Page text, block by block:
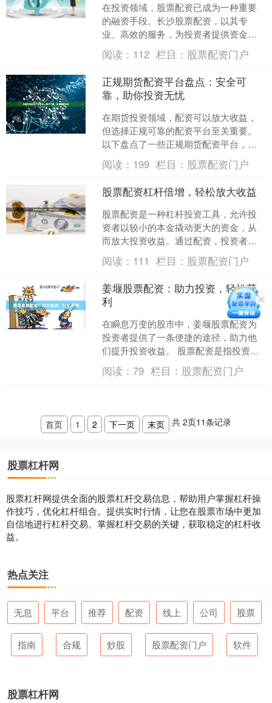
在投资领域，股票配资已成为一种重要
的融资手段。长沙股票配资，以其专
业、高效的服务，为投资者提供资金杠
杆，助力其投资梦想。 **资金杠杆，放
大收益** 股票配资的....
阅读： 112 栏目： 股票配资门户
正规期货配资平台盘点：安全可
靠，助你投资无忧
在期货投资领域，配资可以放大收益，
但选择正规可靠的配资平台至关重要。
以下盘点了一些正规期货配资平台，助
你投资无忧： **1. 恒信期货** 恒信期货
是国内领先的....
阅读： 199 栏目： 股票配资门户
股票配资杠杆倍增，轻松放大收益
股票配资是一种杠杆投资工具，允许投
资者以较小的本金撬动更大的资金，从
而放大投资收益。通过配资，投资者可
以获得更高的投资回报，但同时也要承
担更大的风险。 **配资....
阅读： 111 栏目： 股票配资门户
姜堰股票配资：助力投资，轻松获
利
在瞬息万变的股市中，姜堰股票配资为
投资者提供了一条便捷的途径，助力他
们提升投资收益。 股票配资是指投资者
通过向配资公司借入资金，放大自己的
投资本金。姜堰股票配资....
阅读：79 栏目： 股票配资门户
首页 1 2 下一页 末页 共 2页11条记录
股票杠杆网
股票杠杆网提供全面的股票杠杆交易信息，帮助用户掌握杠杆操
作技巧，优化杠杆组合。提供实时行情，让您在股票市场中更加
自信地进行杠杆交易。掌握杠杆交易的关键，获取稳定的杠杆收
益。
热点关注
无息 平台 推荐 配资 线上 公司 股票
指南 合规 炒股 股票配资门户 软件
股票杠杆网